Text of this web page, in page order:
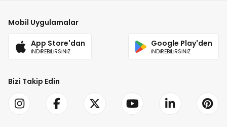
Mobil Uygulamalar
App Store'dan
İNDİREBİLİRSİNİZ
Google Play'den
İNDİREBİLİRSİNİZ
Bizi Takip Edin